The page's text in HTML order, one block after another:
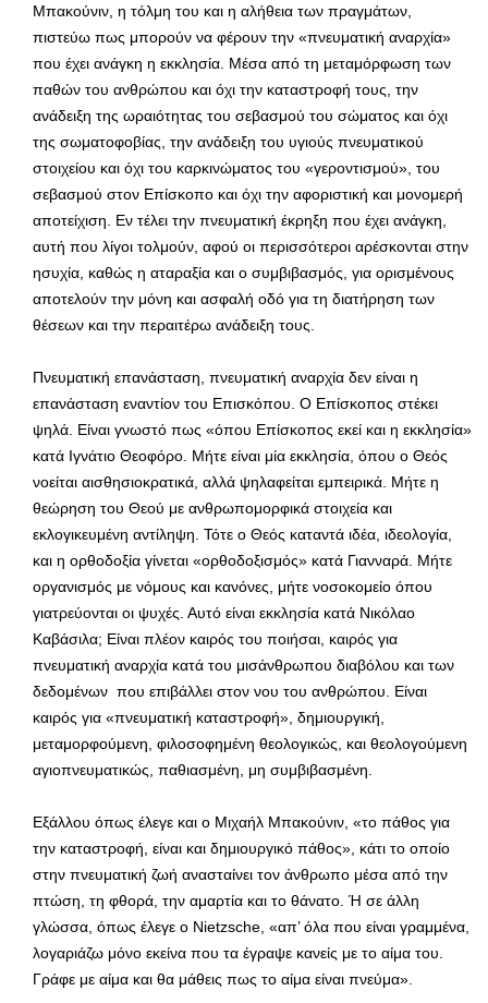
Μπακούνιν, η τόλμη του και η αλήθεια των πραγμάτων,
πιστεύω πως μπορούν να φέρουν την «πνευματική αναρχία»
που έχει ανάγκη η εκκλησία. Μέσα από τη μεταμόρφωση των
παθών του ανθρώπου και όχι την καταστροφή τους, την
ανάδειξη της ωραιότητας του σεβασμού του σώματος και όχι
της σωματοφοβίας, την ανάδειξη του υγιούς πνευματικού
στοιχείου και όχι του καρκινώματος του «γεροντισμού», του
σεβασμού στον Επίσκοπο και όχι την αφοριστική και μονομερή
αποτείχιση. Εν τέλει την πνευματική έκρηξη που έχει ανάγκη,
αυτή που λίγοι τολμούν, αφού οι περισσότεροι αρέσκονται στην
ησυχία, καθώς η αταραξία και ο συμβιβασμός, για ορισμένους
αποτελούν την μόνη και ασφαλή οδό για τη διατήρηση των
θέσεων και την περαιτέρω ανάδειξη τους.
Πνευματική επανάσταση, πνευματική αναρχία δεν είναι η
επανάσταση εναντίον του Επισκόπου. Ο Επίσκοπος στέκει
ψηλά. Είναι γνωστό πως «όπου Επίσκοπος εκεί και η εκκλησία»
κατά Ιγνάτιο Θεοφόρο. Μήτε είναι μία εκκλησία, όπου ο Θεός
νοείται αισθησιοκρατικά, αλλά ψηλαφείται εμπειρικά. Μήτε η
θεώρηση του Θεού με ανθρωπομορφικά στοιχεία και
εκλογικευμένη αντίληψη. Τότε ο Θεός καταντά ιδέα, ιδεολογία,
και η ορθοδοξία γίνεται «ορθοδοξισμός» κατά Γιανναρά. Μήτε
οργανισμός με νόμους και κανόνες, μήτε νοσοκομείο όπου
γιατρεύονται οι ψυχές. Αυτό είναι εκκλησία κατά Νικόλαο
Καβάσιλα; Είναι πλέον καιρός του ποιήσαι, καιρός για
πνευματική αναρχία κατά του μισάνθρωπου διαβόλου και των
δεδομένων που επιβάλλει στον νου του ανθρώπου. Είναι
καιρός για «πνευματική καταστροφή», δημιουργική,
μεταμορφούμενη, φιλοσοφημένη θεολογικώς, και θεολογούμενη
αγιοπνευματικώς, παθιασμένη, μη συμβιβασμένη.
Εξάλλου όπως έλεγε και ο Μιχαήλ Μπακούνιν, «το πάθος για
την καταστροφή, είναι και δημιουργικό πάθος», κάτι το οποίο
στην πνευματική ζωή ανασταίνει τον άνθρωπο μέσα από την
πτώση, τη φθορά, την αμαρτία και το θάνατο. Ή σε άλλη
γλώσσα, όπως έλεγε ο Nietzsche, «απ’ όλα που είναι γραμμένα,
λογαριάζω μόνο εκείνα που τα έγραψε κανείς με το αίμα του.
Γράφε με αίμα και θα μάθεις πως το αίμα είναι πνεύμα».